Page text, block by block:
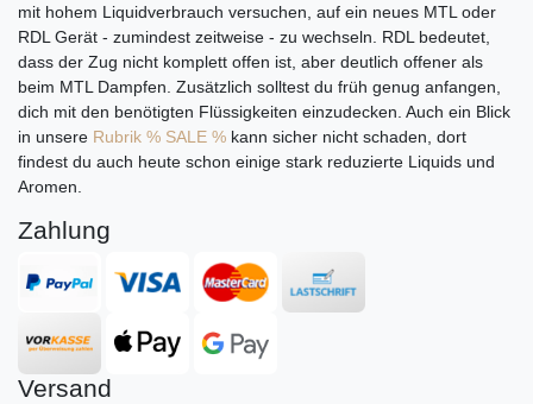
mit hohem Liquidverbrauch versuchen, auf ein neues MTL oder
RDL Gerät - zumindest zeitweise - zu wechseln. RDL bedeutet,
dass der Zug nicht komplett offen ist, aber deutlich offener als
beim MTL Dampfen. Zusätzlich solltest du früh genug anfangen,
dich mit den benötigten Flüssigkeiten einzudecken. Auch ein Blick
in unsere Rubrik % SALE % kann sicher nicht schaden, dort
findest du auch heute schon einige stark reduzierte Liquids und
Aromen.
Zahlung
Versand